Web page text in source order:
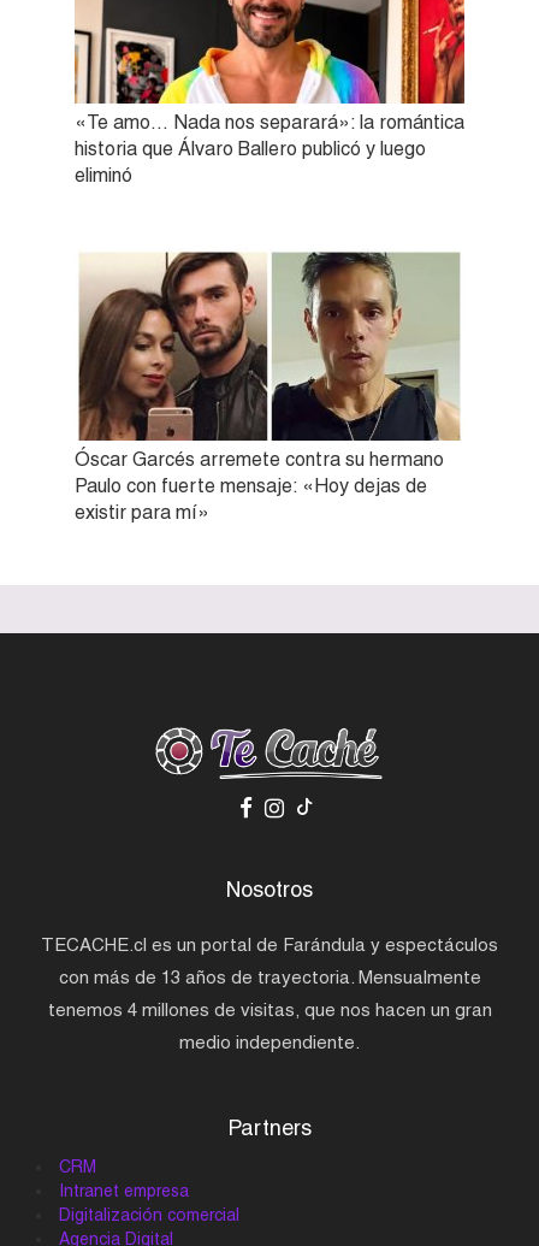
«Te amo… Nada nos separará»: la romántica
historia que Álvaro Ballero publicó y luego
eliminó
Óscar Garcés arremete contra su hermano
Paulo con fuerte mensaje: «Hoy dejas de
existir para mí»
Nosotros
TECACHE.cl es un portal de Farándula y espectáculos
con más de 13 años de trayectoria. Mensualmente
tenemos 4 millones de visitas, que nos hacen un gran
medio independiente.
Partners
CRM
Intranet empresa
Digitalización comercial
Agencia Digital